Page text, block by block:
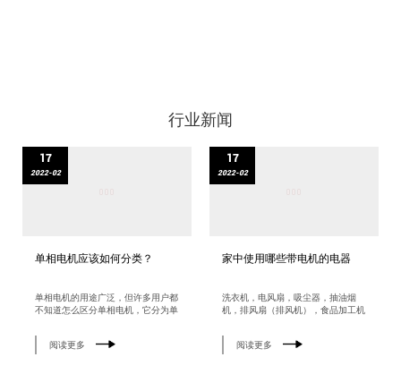
行业新闻
17
2022-02
单相电机应该如何分类？
单相电机的用途广泛，但许多用户都
不知道怎么区分单相电机，它分为单
不同型号结构的电机使用的电量不
同。单相电机单相分相电机需要两个
阅读更多
17
2022-02
家中使用哪些带电机的电器
洗衣机，电风扇，吸尘器，抽油烟
机，排风扇（排风机），食品加工机
功率较大或体积较大的电机，它们使
用的电源电压为交流220V。家用电
阅读更多